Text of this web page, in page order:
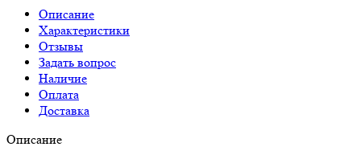
Описание
Характеристики
Отзывы
Задать вопрос
Наличие
Оплата
Доставка
Описание